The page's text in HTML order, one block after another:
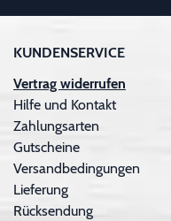
KUNDENSERVICE
Vertrag widerrufen
Hilfe und Kontakt
Zahlungsarten
Gutscheine
Versandbedingungen
Lieferung
Rücksendung